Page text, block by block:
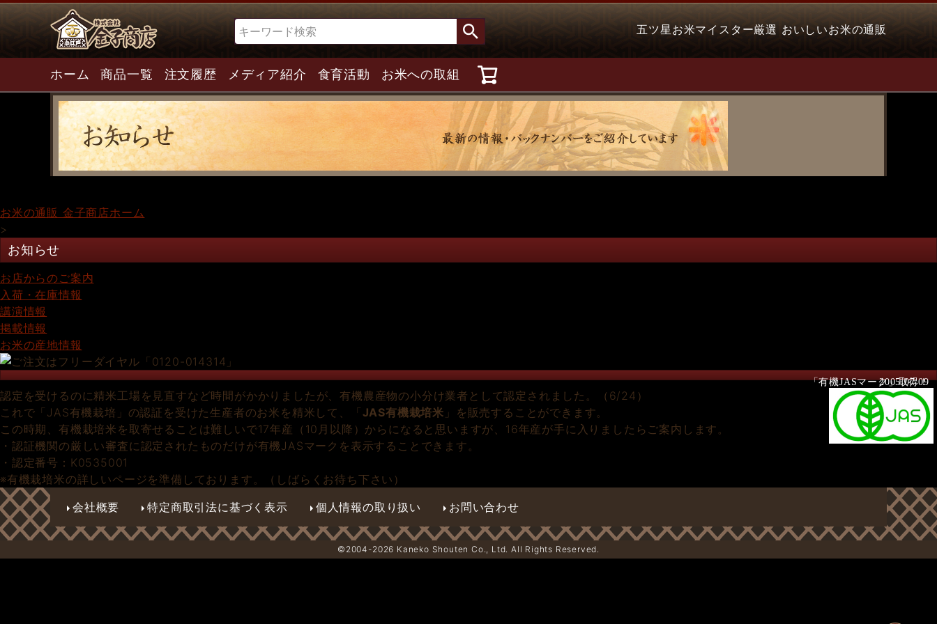
検索 五ツ星お米マイスター厳選 おいしいお米の通販
ホーム 商品一覧 注文履歴 メディア紹介 食育活動 お米への取組
お米の通販 金子商店ホーム
>
お知らせ
お店からのご案内
入荷・在庫情報
講演情報
掲載情報
お米の産地情報
「有機JASマーク」取得！
2005.07.09
認定を受けるのに精米工場を見直すなど時間がかかりましたが、有機農産物の小分け業者として認定されました。（6/24）
これで「JAS有機栽培」の認証を受けた生産者のお米を精米して、「JAS有機栽培米 」を販売することができます。
この時期、有機栽培米を取寄せることは難しいで17年産（10月以降）からになると思いますが、16年産が手に入りましたらご案内します。
・認証機関の厳しい審査に認定されたものだけが有機JASマークを表示することできます。
・認定番号：K0535001
※有機栽培米の詳しいページを準備しております。（しばらくお待ち下さい）
会社概要
特定商取引法に基づく表示 個人情報の取り扱い お問い合わせ
©2004-2026 Kaneko Shouten Co., Ltd. All Rights Reserved.